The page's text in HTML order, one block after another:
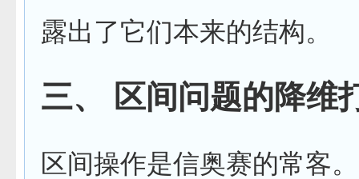
露出了它们本来的结构。
三、 区间问题的降维
区间操作是信奥赛的常客